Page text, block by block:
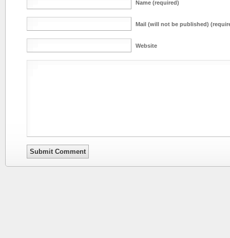
Name (required)
Mail (will not be published)
Website